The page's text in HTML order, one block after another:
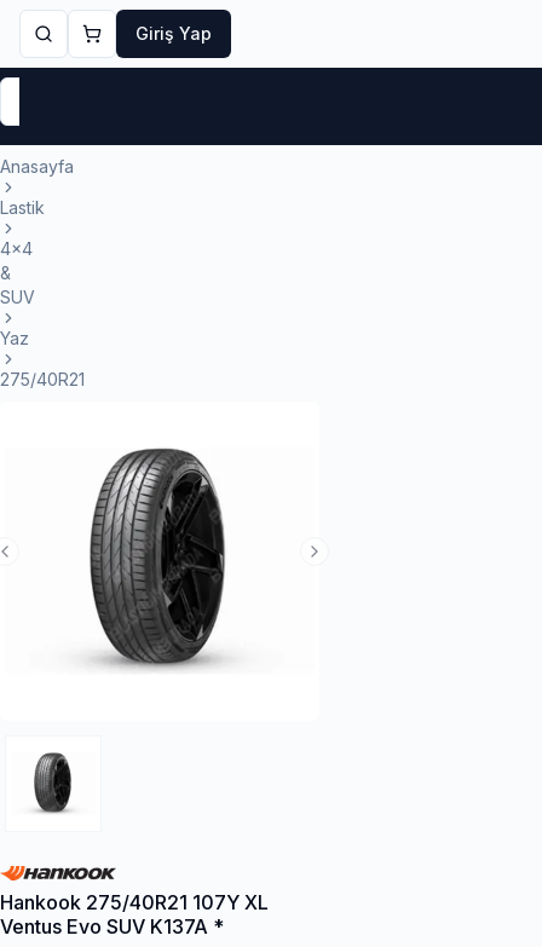
Giriş Yap
Anasayfa
Lastik
4x4
&
SUV
Yaz
275/40R21
Next Slide
Previous Slide
Hankook 275/40R21 107Y XL
Ventus Evo SUV K137A *